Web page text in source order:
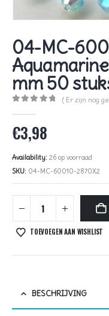
04-MC-
mm 50
( Er zijn nog
€3,98
Availability: 26 op voorraad
SKU: 04-MC-60010-2870X2
TOEVOEGEN AAN WISHLIST
BESCHRIJVING